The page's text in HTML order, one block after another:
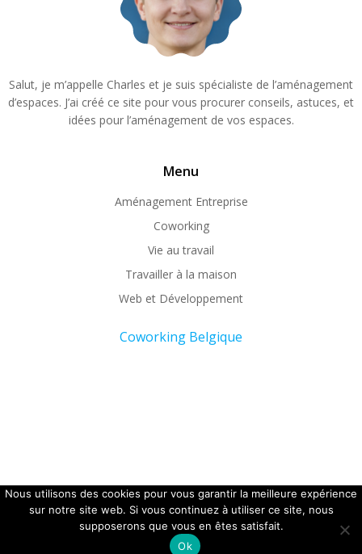
Salut, je m’appelle Charles et je suis spécialiste de l’aménagement
d’espaces. J’ai créé ce site pour vous procurer conseils, astuces, et
idées pour l’aménagement de vos espaces.
Menu
Aménagement Entreprise
Coworking
Vie au travail
Travailler à la maison
Web et Développement
Coworking Belgique
Copyright 2026 - Office coffee.
Nous utilisons des cookies pour vous garantir la meilleure expérience
sur notre site web. Si vous continuez à utiliser ce site, nous
supposerons que vous en êtes satisfait.
Ok